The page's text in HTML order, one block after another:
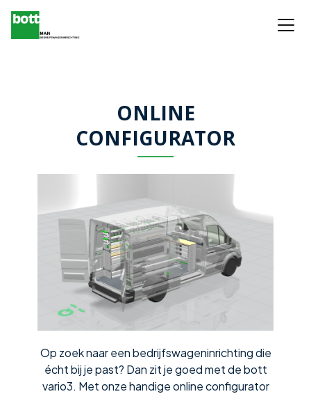
ONLINE
CONFIGURATOR
Op zoek naar een bedrijfswageninrichting die
écht bij je past? Dan zit je goed met de bott
vario3. Met onze handige online configurator